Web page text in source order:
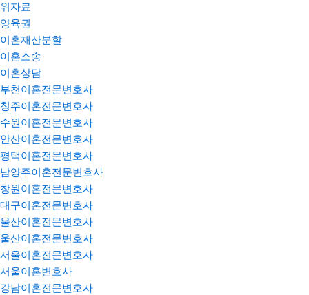
위자료
양육권
이혼재산분할
이혼소송
이혼상담
부천이혼전문변호사
청주이혼전문변호사
수원이혼전문변호사
안산이혼전문변호사
평택이혼전문변호사
남양주이혼전문변호사
창원이혼전문변호사
대구이혼전문변호사
울산이혼전문변호사
울산이혼전문변호사
서울이혼전문변호사
서울이혼변호사
강남이혼전문변호사